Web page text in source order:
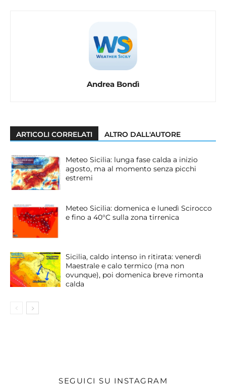
Andrea Bondì
ARTICOLI CORRELATI ALTRO DALL'AUTORE
Meteo Sicilia: lunga fase calda a inizio
agosto, ma al momento senza picchi
estremi
Meteo Sicilia: domenica e lunedì Scirocco
e fino a 40°C sulla zona tirrenica
Sicilia, caldo intenso in ritirata: venerdì
Maestrale e calo termico (ma non
ovunque), poi domenica breve rimonta
calda
SEGUICI SU INSTAGRAM